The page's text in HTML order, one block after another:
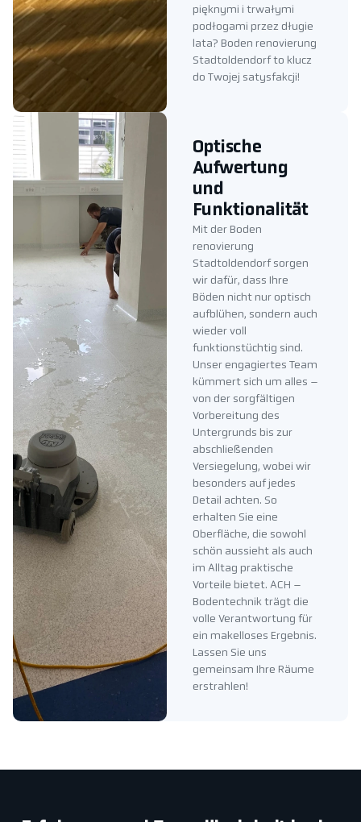
pięknymi i trwałymi
podłogami przez długie
lata? Boden renovierung
Stadtoldendorf to klucz
do Twojej satysfakcji!
Optische
Aufwertung
und
Funktionalität
Mit der Boden
renovierung
Stadtoldendorf sorgen
wir dafür, dass Ihre
Böden nicht nur optisch
aufblühen, sondern auch
wieder voll
funktionstüchtig sind.
Unser engagiertes Team
kümmert sich um alles –
von der sorgfältigen
Vorbereitung des
Untergrunds bis zur
abschließenden
Versiegelung, wobei wir
besonders auf jedes
Detail achten. So
erhalten Sie eine
Oberfläche, die sowohl
schön aussieht als auch
im Alltag praktische
Vorteile bietet. ACH –
Bodentechnik trägt die
volle Verantwortung für
ein makelloses Ergebnis.
Lassen Sie uns
gemeinsam Ihre Räume
erstrahlen!